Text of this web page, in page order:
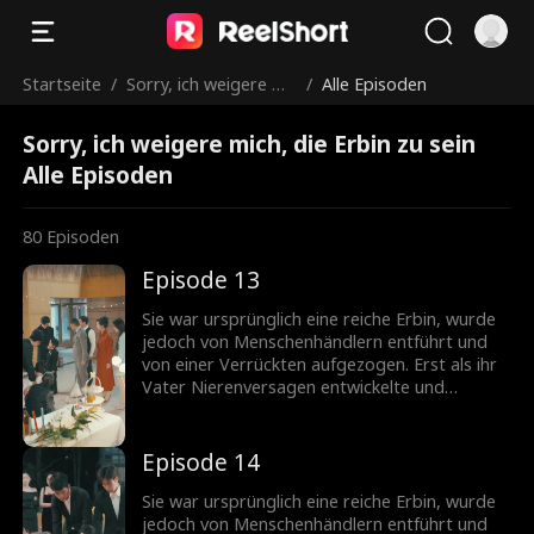
Startseite / Sorry, ich weigere mi
/ Alle Episoden
Sorry, ich weigere mich, die Erbin zu sein
Alle Episoden
80 Episoden
Episode 13
Sie war ursprünglich eine reiche Erbin, wurde
jedoch von Menschenhändlern entführt und
von einer Verrückten aufgezogen. Erst als ihr
Vater Nierenversagen entwickelte und
die wahren Absichten ihres Vaters zu kennen,
stimmte sie zu, nach Hause zurückzukehren,
unter einer Bedingung: Sie würde ihre
adoptive verrückte Mutter mitbringen. Ihre
Episode 14
Sie war ursprünglich eine reiche Erbin, wurde
jedoch von Menschenhändlern entführt und